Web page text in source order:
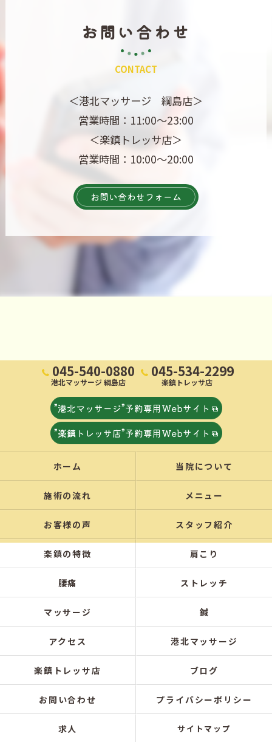
CONTACT
お問い合わせ
＜港北マッサージ 綱島店＞
営業時間：11:00～23:00
＜楽鎮トレッサ店＞
営業時間：10:00～20:00
お問い合わせフォーム
045-540-0880
港北マッサージ 綱島店
045-534-2299
楽鎮トレッサ店
”港北マッサージ”予約専用Webサイト
”楽鎮トレッサ店”予約専用Webサイト
ホーム 当院について
施術の流れ メニュー
お客様の声 スタッフ紹介
楽鎮の特徴 肩こり
腰痛 ストレッチ
マッサージ 鍼
アクセス 港北マッサージ
楽鎮トレッサ店 ブログ
お問い合わせ プライバシーポリシー
求人 サイトマップ